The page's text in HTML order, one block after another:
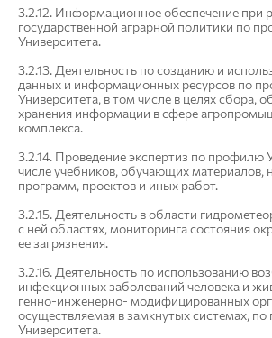
3.2.12. Информационное обеспечение при
государственной аграрной политики по
Университета.
3.2.13. Деятельность по созданию и
данных и информационных ресурсов по
Университета, в том числе в целях сбора,
хранения информации в сфере
комплекса.
3.2.14. Проведение экспертиз по профилю
числе учебников, обучающих материалов,
программ, проектов и иных работ.
3.2.15. Деятельность в области
с ней областях, мониторинга состояния
ее загрязнения.
3.2.16. Деятельность по использованию
инфекционных заболеваний человека и
генно-инженерно- модифицированных
осуществляемая в замкнутых системах,
Университета.